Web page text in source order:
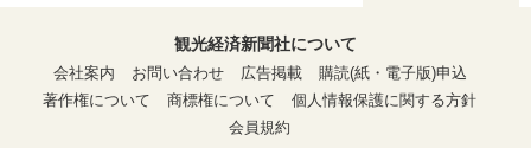
観光経済新聞社について
会社案内
お問い合わせ 広告掲載
購読(紙・電子版)申込
著作権について
商標権について
個人情報保護に関する方針
会員規約